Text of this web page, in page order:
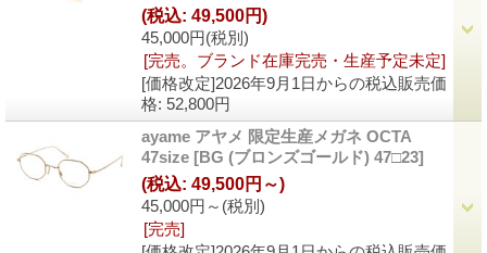
45,000円(税別)
(税込: 49,500円)
[完売。ブランド在庫完売・生産予定未定]
[価格改定]2026年9月1日からの税込販売価
格: 52,800円
ayame アヤメ 限定生産メガネ OCTA
47size [BG (ブロンズゴールド) 47□23]
45,000円～ (税別)
(税込: 49,500円～)
[完売]